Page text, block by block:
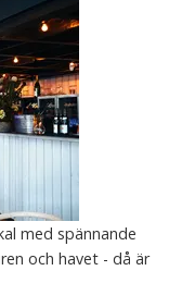
med spännande
och havet - då är